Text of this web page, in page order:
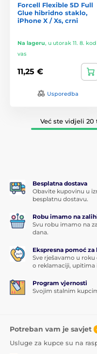
Forcell Flexible 5D Full
Glue hibridno staklo,
iPhone X / Xs, crni
Na lageru, u utorak 11. 8. kod
vas
11,25 €
Usporedba
Već ste vidjeli
Besplatna dostava
Obavite kupovinu u
besplatnu dostavu.
Robu imamo na
Svu robu imamo na
dana.
Ekspresna pomoć
Sve rješavamo u
o reklamaciji, upitima
Program vjernosti
Svojim stalnim
Potreban vam je savjet
Usluge za kupce su na